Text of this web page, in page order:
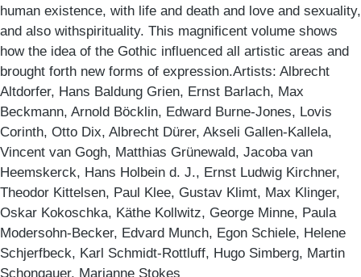
human existence, with life and death and love and sexuality,
and also withspirituality. This magnificent volume shows
how the idea of the Gothic influenced all artistic areas and
brought forth new forms of expression.Artists: Albrecht
Altdorfer, Hans Baldung Grien, Ernst Barlach, Max
Beckmann, Arnold Böcklin, Edward Burne-Jones, Lovis
Corinth, Otto Dix, Albrecht Dürer, Akseli Gallen-Kallela,
Vincent van Gogh, Matthias Grünewald, Jacoba van
Heemskerck, Hans Holbein d. J., Ernst Ludwig Kirchner,
Theodor Kittelsen, Paul Klee, Gustav Klimt, Max Klinger,
Oskar Kokoschka, Käthe Kollwitz, George Minne, Paula
Modersohn-Becker, Edvard Munch, Egon Schiele, Helene
Schjerfbeck, Karl Schmidt-Rottluff, Hugo Simberg, Martin
Schongauer, Marianne Stokes